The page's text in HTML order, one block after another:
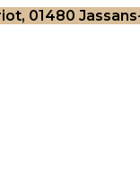
01480